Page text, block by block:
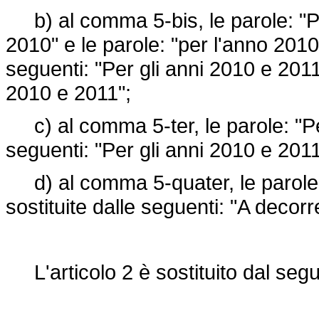
b) al comma 5-bis, le parole:
2010" e le parole: "per l'anno
seguenti: "Per gli anni 2010 e
2010 e 2011";
c) al comma 5-ter, le parole:
seguenti: "Per gli anni 2010 e
d) al comma 5-quater, le
sostituite dalle seguenti: "A
L'articolo 2 è sostituito dal